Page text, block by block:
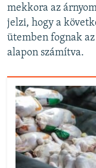
mekkora az
jelzi, hogy a
ütemben fognak
alapon számítva.